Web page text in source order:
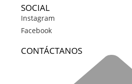
SOCIAL
Instagram
Facebook
CONTÁCTANOS